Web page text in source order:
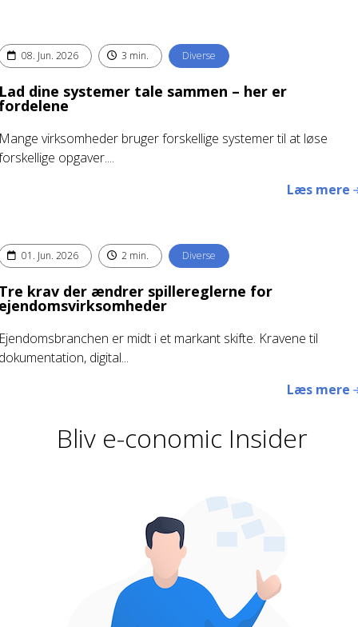
08. Jun. 2026 3 min. Diverse
dine systemer tale sammen – her er
virksomheder bruger forskellige systemer til at løse
opgaver....
Læs mere
01. Jun. 2026 2 min. Diverse
krav der ændrer spillereglerne for
er midt i et markant skifte. Kravene til
digital...
Læs mere
Bliv e-conomic Insider